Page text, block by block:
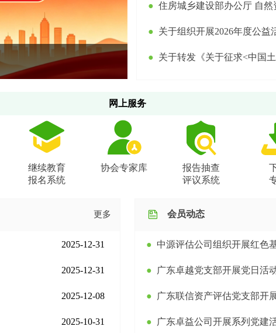
中共中央办公厅 国务院办公
● 住房城乡建设部办公厅 自然资源部办公厅关于2026年度房
● 关于组织开展2026年度公益
● 关于转发《关于征求<中国土地估价师与土地登记代理人协会反不正
网上服务
继续教育
报名系统
协会专家库
报告抽查
评议系统
更多
2025-12-31
2025-12-31
2025-12-08
2025-10-31
会员动态
● 中源评估公司组织开展红色
● 广东卓越党支部开展党日活
● 广东联信资产评估党支部开
● 广东卓益公司开展系列党建